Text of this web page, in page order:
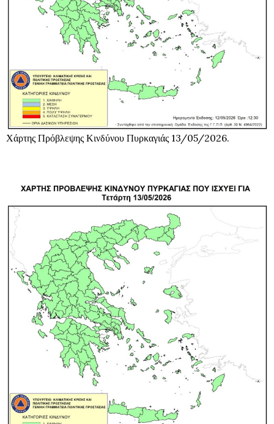
Χάρτης Πρόβλεψης Κινδύνου Πυρκαγιάς 13/05/2026.